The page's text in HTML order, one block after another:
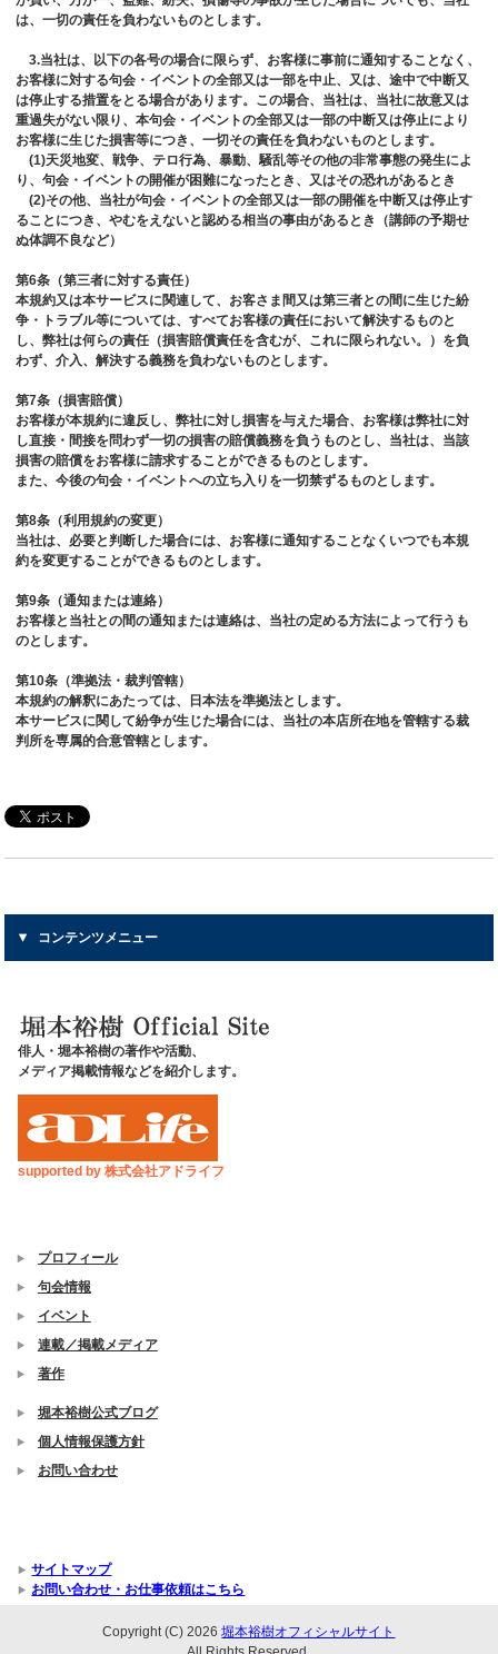
は、一切の責任を負わないものとします。
3.当社は、以下の各号の場合に限らず、お客様に事前に通知することなく、
お客様に対する句会・イベントの全部又は一部を中止、又は、途中で中断又
は停止する措置をとる場合があります。この場合、当社は、当社に故意又は
重過失がない限り、本句会・イベントの全部又は一部の中断又は停止により
お客様に生じた損害等につき、一切その責任を負わないものとします。
(1)天災地変、戦争、テロ行為、暴動、騒乱等その他の非常事態の発生によ
り、句会・イベントの開催が困難になったとき、又はその恐れがあるとき
(2)その他、当社が句会・イベントの全部又は一部の開催を中断又は停止す
ることにつき、やむをえないと認める相当の事由があるとき（講師の予期せ
ぬ体調不良など）
第6条（第三者に対する責任）
本規約又は本サービスに関連して、お客さま間又は第三者との間に生じた紛
争・トラブル等については、すべてお客様の責任において解決するものと
し、弊社は何らの責任（損害賠償責任を含むが、これに限られない。）を負
わず、介入、解決する義務を負わないものとします。
第7条（損害賠償）
お客様が本規約に違反し、弊社に対し損害を与えた場合、お客様は弊社に対
し直接・間接を問わず一切の損害の賠償義務を負うものとし、当社は、当該
損害の賠償をお客様に請求することができるものとします。
また、今後の句会・イベントへの立ち入りを一切禁ずるものとします。
第8条（利用規約の変更）
当社は、必要と判断した場合には、お客様に通知することなくいつでも本規
約を変更することができるものとします。
第9条（通知または連絡）
お客様と当社との間の通知または連絡は、当社の定める方法によって行うも
のとします。
第10条（準拠法・裁判管轄）
本規約の解釈にあたっては、日本法を準拠法とします。
本サービスに関して紛争が生じた場合には、当社の本店所在地を管轄する裁
判所を専属的合意管轄とします。
コンテンツメニュー
俳人・堀本裕樹の著作や活動、
メディア掲載情報などを紹介します。
supported by 株式会社アドライフ
プロフィール
句会情報
イベント
連載／掲載メディア
著作
堀本裕樹公式ブログ
個人情報保護方針
お問い合わせ
サイトマップ
お問い合わせ・お仕事依頼はこちら
Copyright (C) 2026堀本裕樹オフィシャルサイト